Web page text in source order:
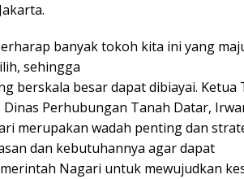
banyak tokoh kita ini yang
sehingga
berskala besar dapat dibiayai. Ketua
Perhubungan Tanah Datar,
merupakan wadah penting dan
dan kebutuhannya agar dapat
Nagari untuk mewujudkan